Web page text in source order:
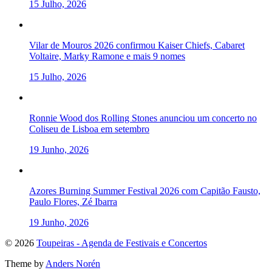
15 Julho, 2026
Vilar de Mouros 2026 confirmou Kaiser Chiefs, Cabaret
Voltaire, Marky Ramone e mais 9 nomes
15 Julho, 2026
Ronnie Wood dos Rolling Stones anunciou um concerto no
Coliseu de Lisboa em setembro
19 Junho, 2026
Azores Burning Summer Festival 2026 com Capitão Fausto,
Paulo Flores, Zé Ibarra
19 Junho, 2026
To
top
© 2026 Toupeiras - Agenda de Festivais e Concertos
Theme by Anders Norén